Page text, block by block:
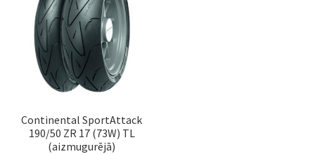
Continental SportAttack
190/50 ZR 17 (73W) TL
(aizmugurējā)